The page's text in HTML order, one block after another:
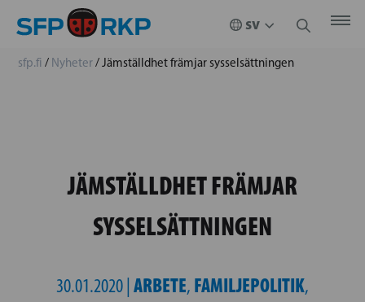
sfp.fi / Nyheter/Jämställdhet främjar sysselsättningen
JÄMSTÄLLDHET FRÄMJAR
SYSSELSÄTTNINGEN
30.01.2020 | ARBETE, FAMILJEPOLITIK,